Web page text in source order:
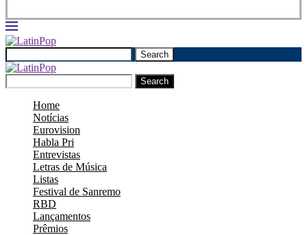
Search
Search
Home
Notícias
Eurovision
Habla Pri
Entrevistas
Letras de Música
Listas
Festival de Sanremo
RBD
Lançamentos
Prêmios